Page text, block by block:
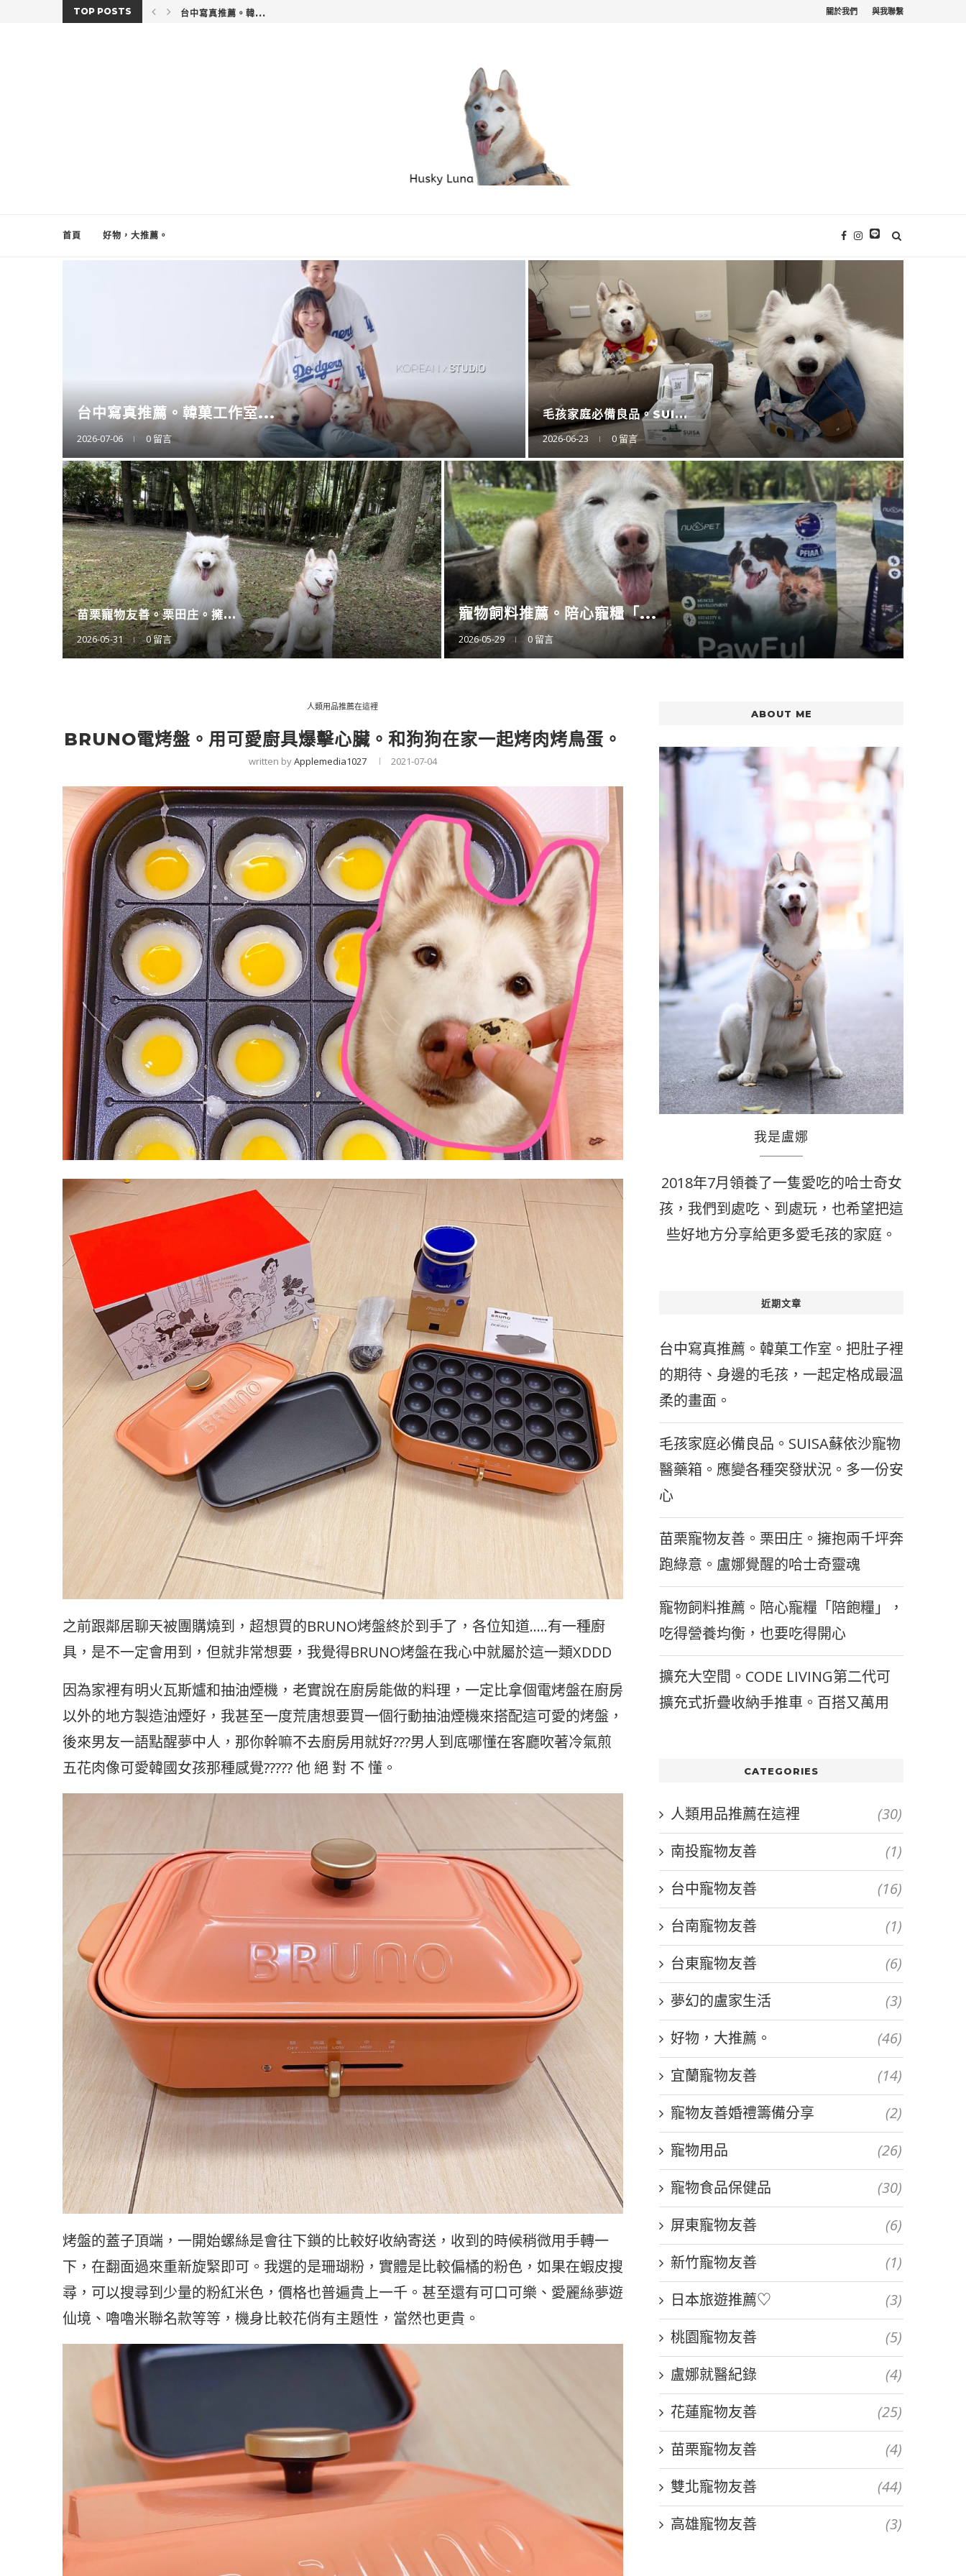
TOP POSTS 台中寫真推薦。韓... 苗栗寵物友善。栗...
關於我們 與我聯繫
首頁 好物，大推薦。
擴充大空間。CODE L...
2025-12-12 0 留言
防蚊液的第一品牌。叮寧也...
2025-11-15 0 留言
廚房神隊友登場。CAES...
2025-11-11 0 留言
衛浴還是讓專業的來。CA...
2025-11-10 0 留言
人類用品推薦在這裡
BRUNO電烤盤。用可愛廚具爆擊心臟。和狗狗在家一起烤肉烤鳥蛋。
written byApplemedia1027 2021-07-04
之前跟鄰居聊天被團購燒到，超想買的BRUNO烤盤終於到手了，各位知道…..有一種廚
具，是不一定會用到，但就非常想要，我覺得BRUNO烤盤在我心中就屬於這一類XDDD
因為家裡有明火瓦斯爐和抽油煙機，老實說在廚房能做的料理，一定比拿個電烤盤在廚房
以外的地方製造油煙好，我甚至一度荒唐想要買一個行動抽油煙機來搭配這可愛的烤盤，
後來男友一語點醒夢中人，那你幹嘛不去廚房用就好???男人到底哪懂在客廳吹著冷氣煎
五花肉像可愛韓國女孩那種感覺????? 他 絕 對 不 懂。
烤盤的蓋子頂端，一開始螺絲是會往下鎖的比較好收納寄送，收到的時候稍微用手轉一
下，在翻面過來重新旋緊即可。我選的是珊瑚粉，實體是比較偏橘的粉色，如果在蝦皮搜
尋，可以搜尋到少量的粉紅米色，價格也普遍貴上一千。甚至還有可口可樂、愛麗絲夢遊
仙境、嚕嚕米聯名款等等，機身比較花俏有主題性，當然也更貴。
ABOUT ME
我是盧娜
2018年7月領養了一隻愛吃的哈士奇女
孩，我們到處吃、到處玩，也希望把這
些好地方分享給更多愛毛孩的家庭。
近期文章
台中寫真推薦。韓菓工作室。把肚子裡
的期待、身邊的毛孩，一起定格成最溫
柔的畫面。
毛孩家庭必備良品。SUISA蘇依沙寵物
醫藥箱。應變各種突發狀況。多一份安
心
苗栗寵物友善。栗田庄。擁抱兩千坪奔
跑綠意。盧娜覺醒的哈士奇靈魂
寵物飼料推薦。陪心寵糧「陪飽糧」，
吃得營養均衡，也要吃得開心
擴充大空間。CODE LIVING第二代可
擴充式折疊收納手推車。百搭又萬用
CATEGORIES
人類用品推薦在這裡
(30)
南投寵物友善
(1)
台中寵物友善
(16)
台南寵物友善
(1)
台東寵物友善
(6)
夢幻的盧家生活
(3)
好物，大推薦。
(46)
宜蘭寵物友善
(14)
寵物友善婚禮籌備分享
(2)
寵物用品
(26)
寵物食品保健品
(30)
屏東寵物友善
(6)
新竹寵物友善
(1)
日本旅遊推薦♡
(3)
桃園寵物友善
(5)
盧娜就醫紀錄
(4)
花蓮寵物友善
(25)
苗栗寵物友善
(4)
雙北寵物友善
(44)
高雄寵物友善
(3)